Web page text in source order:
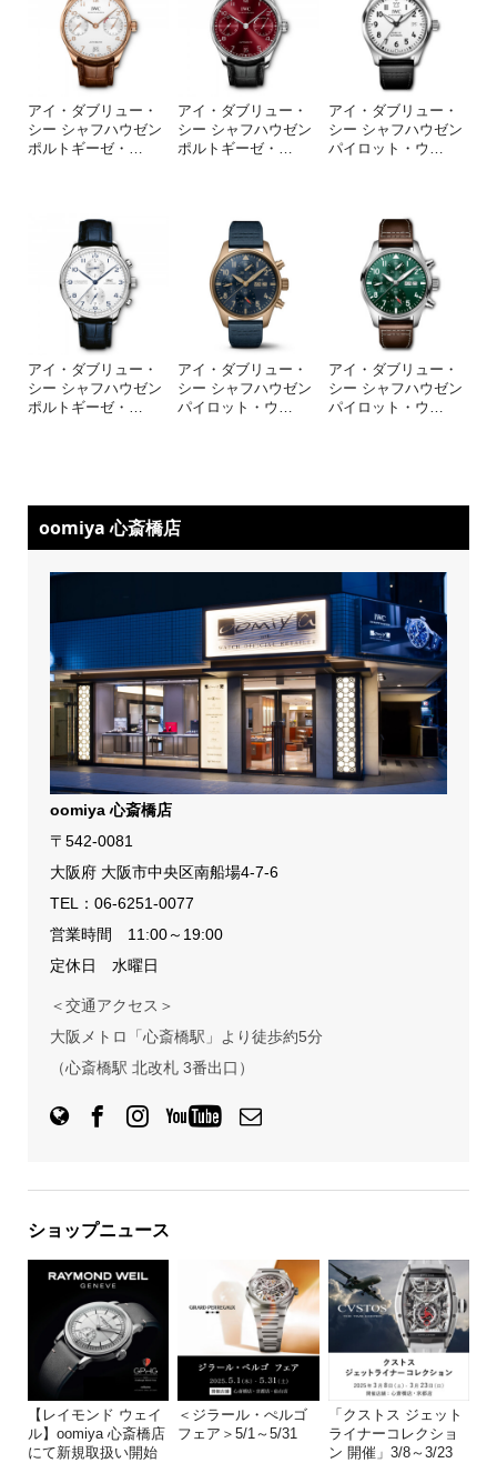
アイ・ダブリュー・
シー シャフハウゼン
ポルトギーゼ・ …
アイ・ダブリュー・
シー シャフハウゼン
ポルトギーゼ・ …
アイ・ダブリュー・
シー シャフハウゼン
パイロット・ウ …
アイ・ダブリュー・
シー シャフハウゼン
ポルトギーゼ・
アイ・ダブリュー・
シー シャフハウゼン
パイロット・ウ
アイ・ダブリュー・
シー シャフハウゼン
パイロット・ウ
oomiya 心斎橋店
oomiya 心斎橋店
〒542-0081
大阪府 大阪市中央区南船場4-7-6
TEL： 06-6251-0077
営業時間 11:00～19:00
定休日 水曜日
＜交通アクセス＞
大阪メトロ「心斎橋駅」より徒歩約5分
（心斎橋駅 北改札 3番出口）
ショップニュース
【レイモンド ウェイ
ル】oomiya 心斎橋店
にて新規取扱い開始
＜ジラール・ぺルゴ
フェア＞5/1～5/31
「クストス ジェット
ライナーコレクショ
ン 開催」3/8～3/23